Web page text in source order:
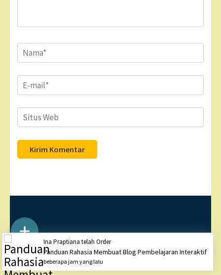
Name*
Email*
Situs
Web
Hak Cipta ©2026DOGMIT INDONESIA. Business One
Page| Diciptakan olehRara ThemeDitenagai oleh
WordPress
Ina Praptiana telah Order
Panduan Rahasia Membuat Blog Pembelajaran Interaktif
beberapa jam yang lalu